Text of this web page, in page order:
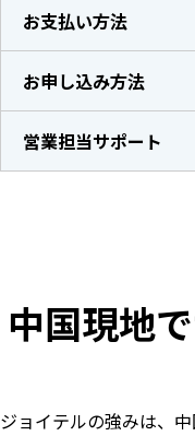
お支払い方法
お申し込み方法
営業担当サポート
中国現地
ジョイテルの強みは、